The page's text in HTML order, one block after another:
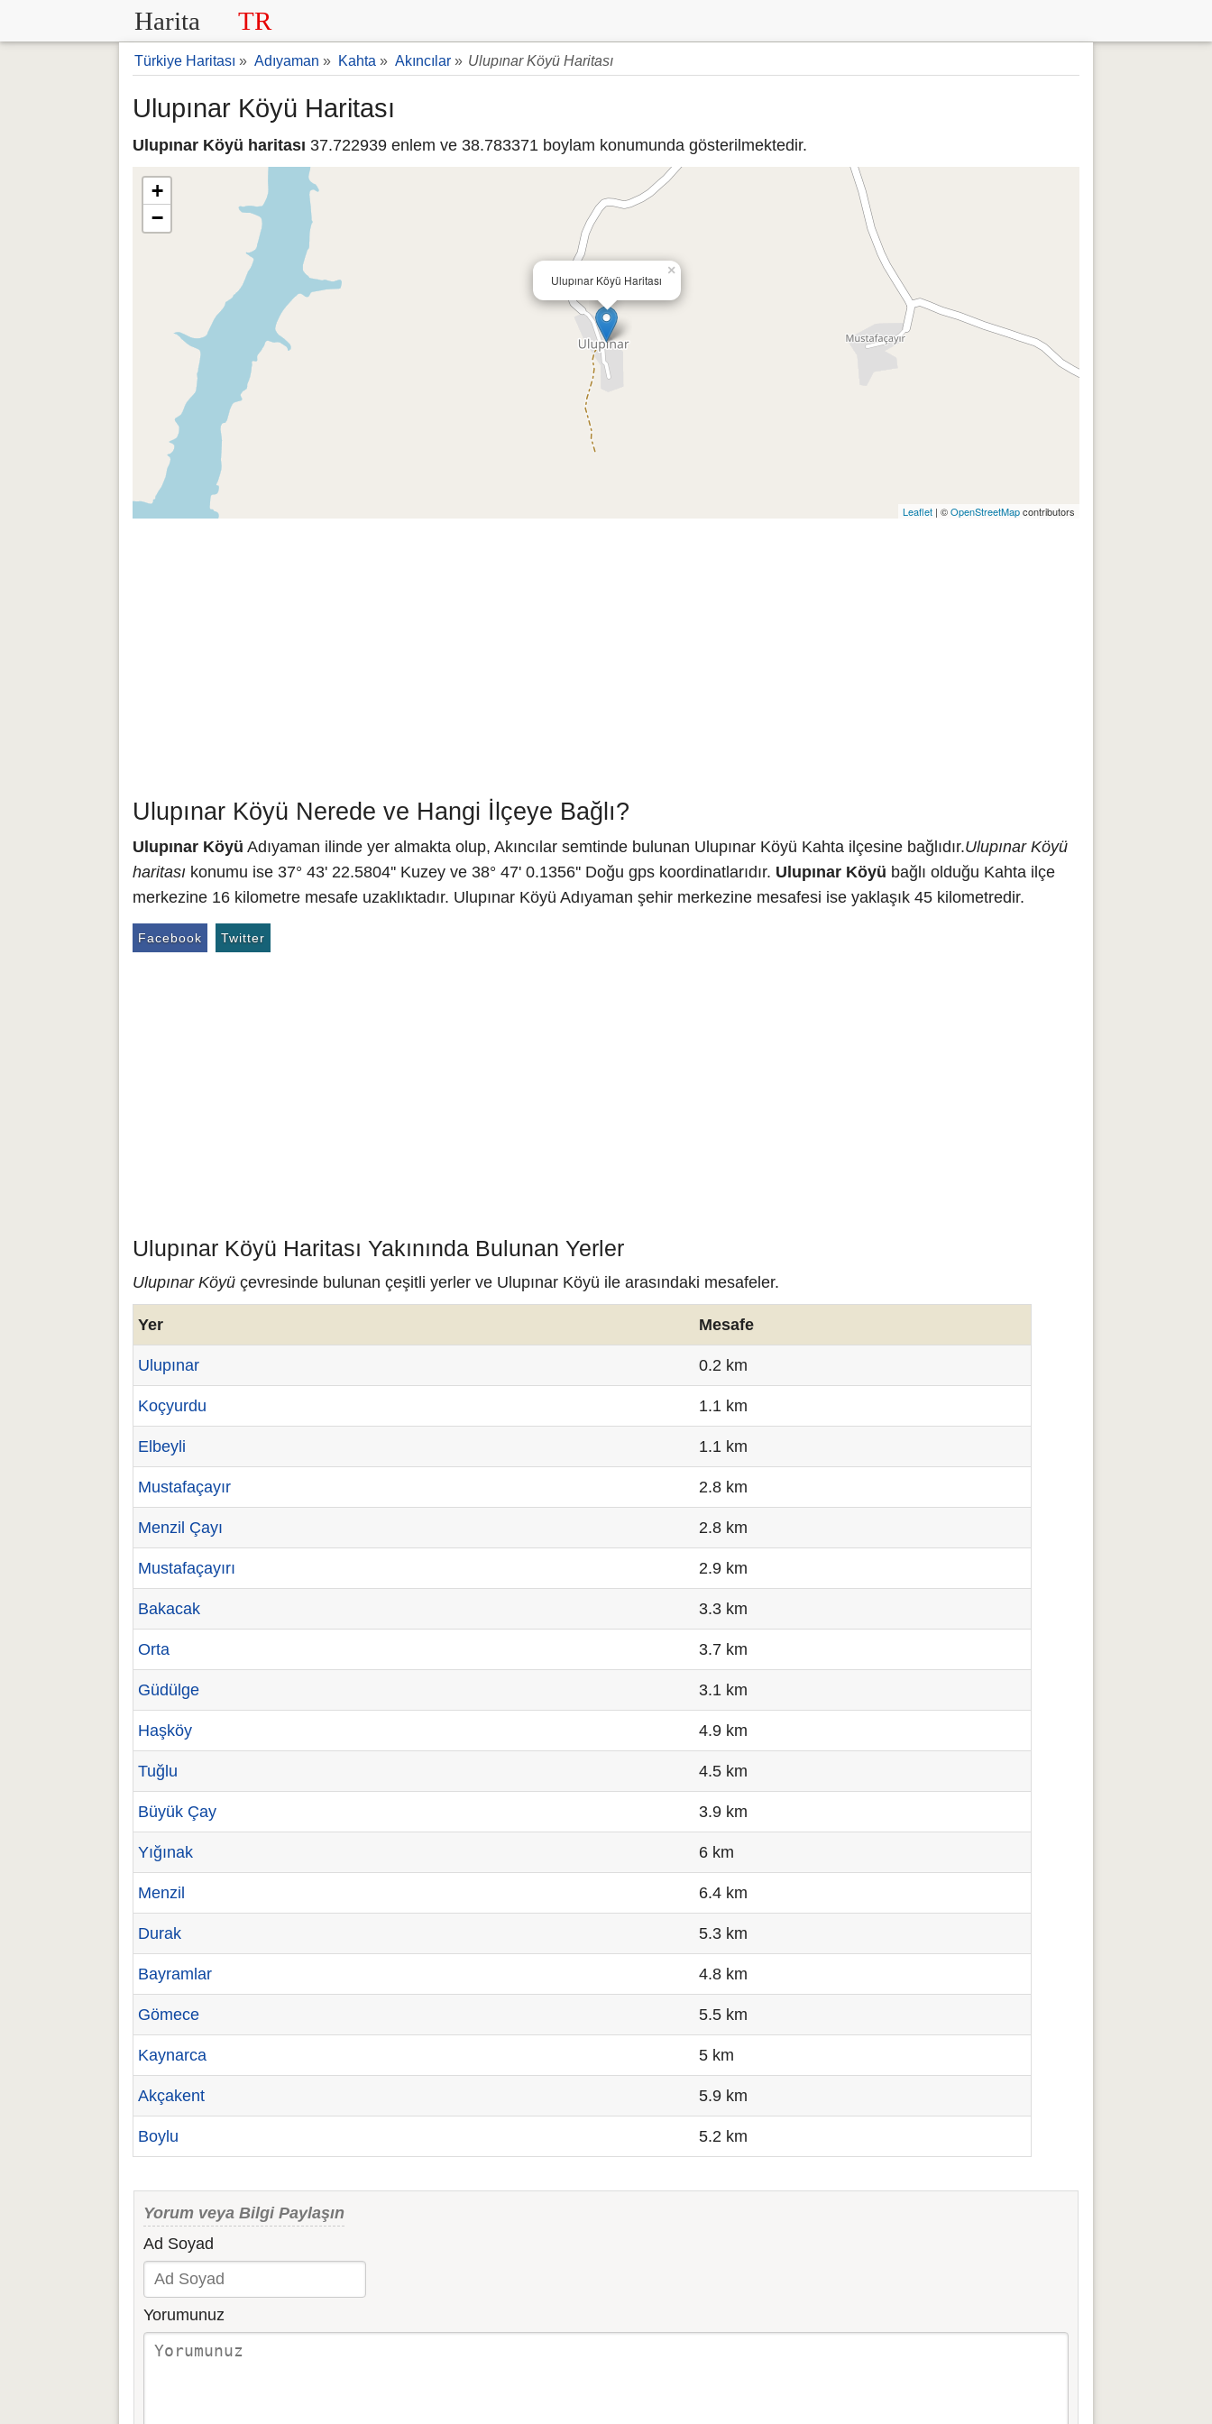
Harita TR
Türkiye Haritası » Adıyaman » Kahta » Akıncılar » Ulupınar Köyü Haritası
Ulupınar Köyü Haritası
Ulupınar Köyü haritası 37.722939 enlem ve 38.783371 boylam konumunda gösterilmektedir.
Ulupınar Köyü Haritası
×
+
−
Leaflet | ©OpenStreetMapcontributors
Ulupınar Köyü Nerede ve Hangi İlçeye Bağlı?
Ulupınar Köyü Adıyaman ilinde yer almakta olup, Akıncılar semtinde bulunan Ulupınar Köyü Kahta ilçesine bağlıdır.Ulupınar Köyü
haritası konumu ise 37° 43' 22.5804'' Kuzey ve 38° 47' 0.1356'' Doğu gps koordinatlarıdır. Ulupınar Köyü bağlı olduğu Kahta ilçe
merkezine 16 kilometre mesafe uzaklıktadır. Ulupınar Köyü Adıyaman şehir merkezine mesafesi ise yaklaşık 45 kilometredir.
Facebook Twitter
Ulupınar Köyü Haritası Yakınında Bulunan Yerler
Ulupınar Köyü çevresinde bulunan çeşitli yerler ve Ulupınar Köyü ile arasındaki mesafeler.
Yer Mesafe
Ulupınar 0.2 km
Koçyurdu 1.1 km
Elbeyli 1.1 km
Mustafaçayır 2.8 km
Menzil Çayı 2.8 km
Mustafaçayırı 2.9 km
Bakacak 3.3 km
Orta 3.7 km
Güdülge 3.1 km
Haşköy 4.9 km
Tuğlu 4.5 km
Büyük Çay 3.9 km
Yığınak 6 km
Menzil 6.4 km
Durak 5.3 km
Bayramlar 4.8 km
Gömece 5.5 km
Kaynarca 5 km
Akçakent 5.9 km
Boylu 5.2 km
Yorum veya Bilgi Paylaşın
Ad Soyad
Yorumunuz